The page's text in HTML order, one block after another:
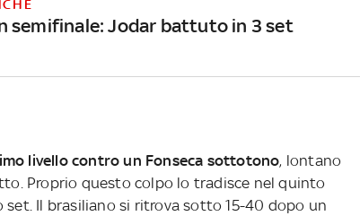
semifinale: Jodar battuto in 3 set
livello contro un Fonseca sottotono, lontano
Proprio questo colpo lo tradisce nel quinto
set. Il brasiliano si ritrova sotto 15-40 dopo un